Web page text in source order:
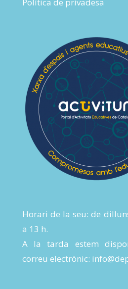
Horari de la seu: de
a 13 h.
A la tarda estem
correu electrònic: